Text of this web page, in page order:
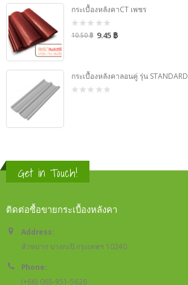
กระเบื้องหลังคาCT เพชร
0
10.50฿ 9.45 ฿
กระเบื้องหลังคาลอนคู่ รุ่น STANDARD
Get in Touch!
ติดต่อซื้อขายกระเบื้องหลังคา
Address:
หัวหมาก บางกะปิ กรุงเทพฯ 10240
Phone:
(+66) 065-951-5626